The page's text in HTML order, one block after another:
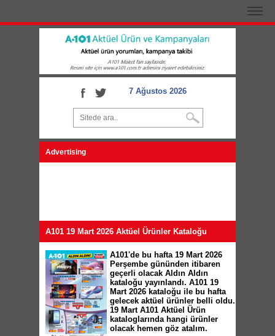
7 Ağustos 2026
Advertising
A101 19 Mart 2026 Aktüel Ürünler Kataloğu
A101'de bu hafta 19 Mart 2026
Perşembe gününden itibaren
geçerli olacak Aldın Aldın
kataloğu yayınlandı. A101 19
Mart 2026 kataloğu ile bu hafta
gelecek aktüel ürünler belli oldu.
19 Mart A101 Aktüel Ürün
kataloglarında hangi ürünler
olacak hemen göz atalım.